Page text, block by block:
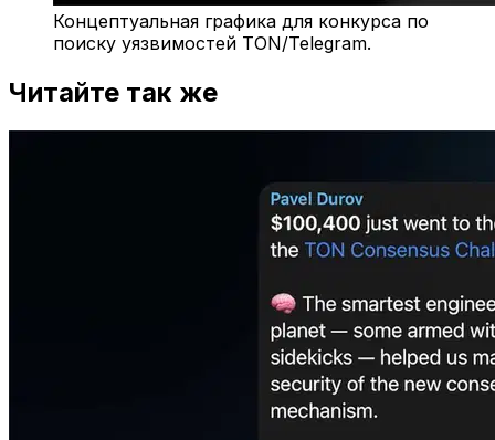
Концептуальная графика для конкурса по
поиску уязвимостей TON/Telegram.
Читайте так же